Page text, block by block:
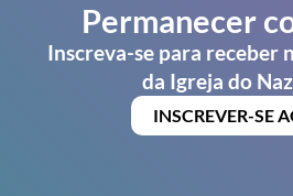
Permanecer
Inscreva-se para receber
da Igreja do
INSCREVER-SE